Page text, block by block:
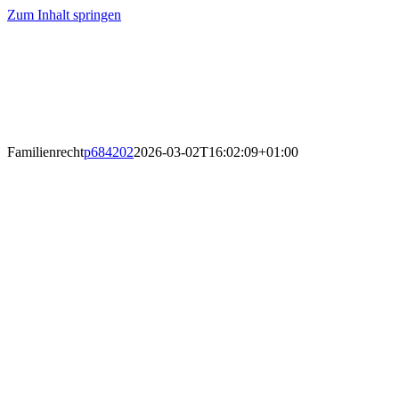
Zum Inhalt springen
Familienrechtp6842022026-03-02T16:02:09+01:00